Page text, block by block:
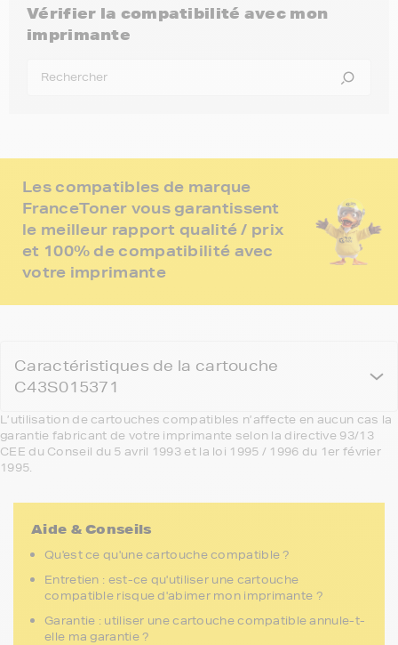
Les compatibles de marque
FranceToner vous garantissent
le meilleur rapport qualité / prix
et 100% de compatibilité avec
votre imprimante
Vérifier la compatibilité avec mon
imprimante
Caractéristiques de la cartouche
C43S015371
L’utilisation de cartouches compatibles n’affecte en aucun cas la
garantie fabricant de votre imprimante selon la directive 93/13
CEE du Conseil du 5 avril 1993 et la loi 1995 / 1996 du 1er février
1995.
Aide & Conseils
Qu'est ce qu'une cartouche compatible ?
Entretien : est-ce qu'utiliser une cartouche
compatible risque d'abimer mon imprimante ?
Garantie : utiliser une cartouche compatible annule-t-
elle ma garantie ?